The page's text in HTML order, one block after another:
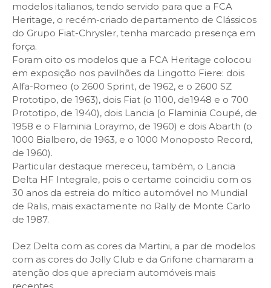
modelos italianos, tendo servido para que a FCA
Heritage, o recém-criado departamento de Clássicos
do Grupo Fiat-Chrysler, tenha marcado presença em
força.
Foram oito os modelos que a FCA Heritage colocou
em exposição nos pavilhões da Lingotto Fiere: dois
Alfa-Romeo (o 2600 Sprint, de 1962, e o 2600 SZ
Prototipo, de 1963), dois Fiat (o 1100, de1948 e o 700
Prototipo, de 1940), dois Lancia (o Flaminia Coupé, de
1958 e o Flaminia Loraymo, de 1960) e dois Abarth (o
1000 Bialbero, de 1963, e o 1000 Monoposto Record,
de 1960).
Particular destaque mereceu, também, o Lancia
Delta HF Integrale, pois o certame coincidiu com os
30 anos da estreia do mítico automóvel no Mundial
de Ralis, mais exactamente no Rally de Monte Carlo
de 1987.
Dez Delta com as cores da Martini, a par de modelos
com as cores do Jolly Club e da Grifone chamaram a
atenção dos que apreciam automóveis mais